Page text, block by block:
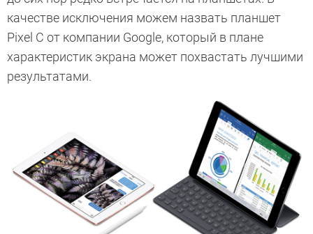
качестве исключения можем назвать планшет
Pixel C от компании Google, который в плане
характеристик экрана может похвастать лучшими
результатами.